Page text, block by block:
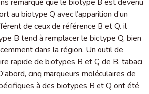
remarqué que le biotype B est devenu
au biotype Q avec l’apparition d’un
de ceux de référence B et Q. il
B tend à remplacer le biotype Q, bien
dans la région. Un outil de
rapide de biotypes B et Q de B. tabaci
cinq marqueurs moléculaires de
à des biotypes B et Q ont été